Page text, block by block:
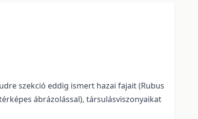
szekció eddig ismert hazai fajait (Rubus
ábrázolással), társulásviszonyaikat